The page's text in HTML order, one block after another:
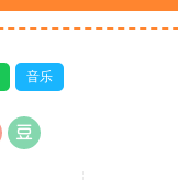
音乐